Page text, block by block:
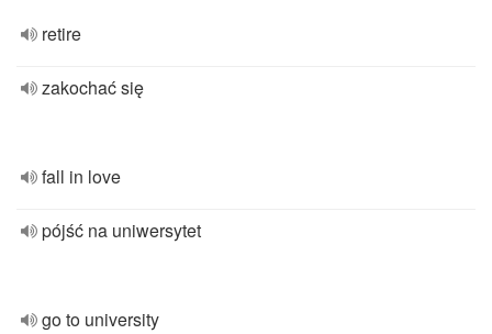
retire
zakochać się
fall in love
pójść na uniwersytet
go to university